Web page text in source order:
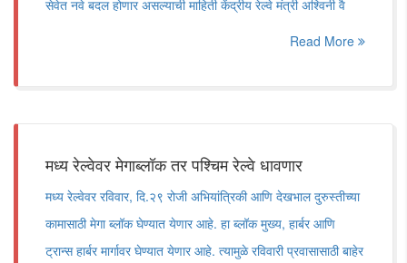
सेवेत नवे बदल होणार असल्याची माहिती केंद्रीय रेल्वे मंत्री अश्विनी वै
Read More
मध्य रेल्वेवर मेगाब्लॉक तर पश्चिम रेल्वे धावणार
मध्य रेल्वेवर रविवार, दि.२९ रोजी अभियांत्रिकी आणि देखभाल दुरुस्तीच्या
कामासाठी मेगा ब्लॉक घेण्यात येणार आहे. हा ब्लॉक मुख्य, हार्बर आणि
ट्रान्स हार्बर मार्गावर घेण्यात येणार आहे. त्यामुळे रविवारी प्रवासासाठी बाहेर